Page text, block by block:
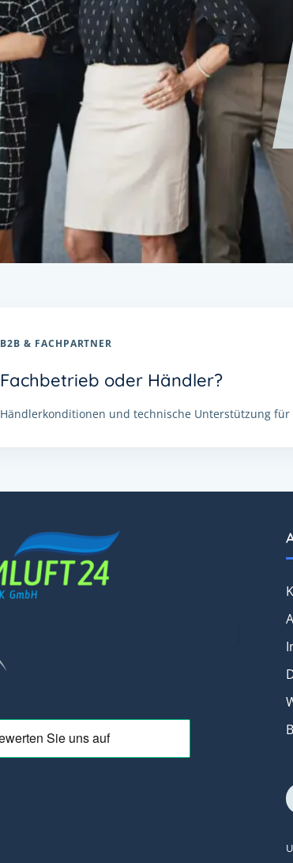
B2B & FACHPARTNER
Fachbetrieb oder Händler?
Händlerkonditionen und technische Unterstützung für